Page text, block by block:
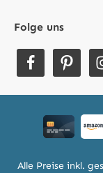
Folge uns
Alle Preise inkl.